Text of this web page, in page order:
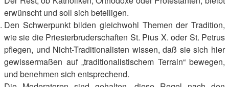
erwünscht und soll sich beteiligen.
Den Schwerpunkt bilden gleichwohl Themen der Tradition,
wie sie die Priesterbruderschaften St. Pius X. oder St. Petrus
pflegen, und Nicht-Traditionalisten wissen, daß sie sich hier
gewissermaßen auf „traditionalistischem Terrain“ bewegen,
und benehmen sich entsprechend.